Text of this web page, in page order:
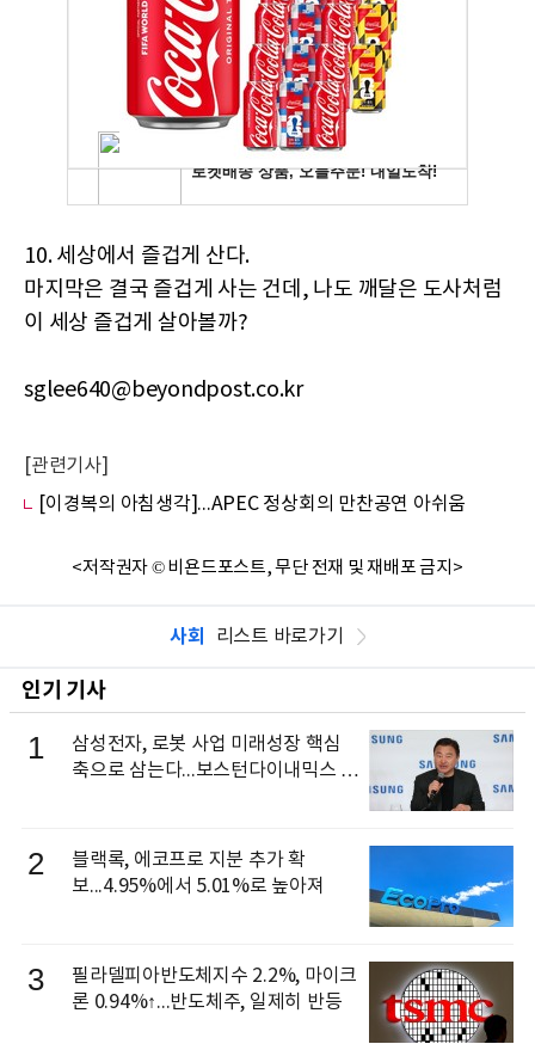
10. 세상에서 즐겁게 산다.
마지막은 결국 즐겁게 사는 건데, 나도 깨달은 도사처럼
이 세상 즐겁게 살아볼까?
sglee640@beyondpost.co.kr
[관련기사]
[이경복의 아침생각]...APEC 정상회의 만찬공연 아쉬움
<저작권자 © 비욘드포스트, 무단 전재 및 재배포 금지>
사회 리스트 바로가기
인기 기사
1
삼성전자, 로봇 사업 미래성장 핵심
축으로 삼는다...보스턴다이내믹스 출
2
블랙록, 에코프로 지분 추가 확
보...4.95%에서 5.01%로 높아져
3
필라델피아반도체지수 2.2%, 마이크
론 0.94%↑...반도체주, 일제히 반등